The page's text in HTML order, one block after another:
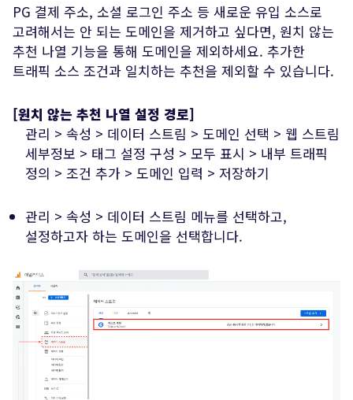
PG 결제 주소, 소셜 로그인 주소 등 새로운 유입 소스로
고려해서는 안 되는 도메인을 제거하고 싶다면, 원치 않는
추천 나열 기능을 통해 도메인을 제외하세요. 추가한
트래픽 소스 조건과 일치하는 추천을 제외할 수 있습니다.
[원치 않는 추천 나열 설정 경로]
관리 > 속성 > 데이터 스트림 > 도메인 선택 > 웹 스트림
세부정보 > 태그 설정 구성 > 모두 표시 > 내부 트래픽
정의 > 조건 추가 > 도메인 입력 > 저장하기
관리 > 속성 > 데이터 스트림 메뉴를 선택하고,
설정하고자 하는 도메인을 선택합니다.